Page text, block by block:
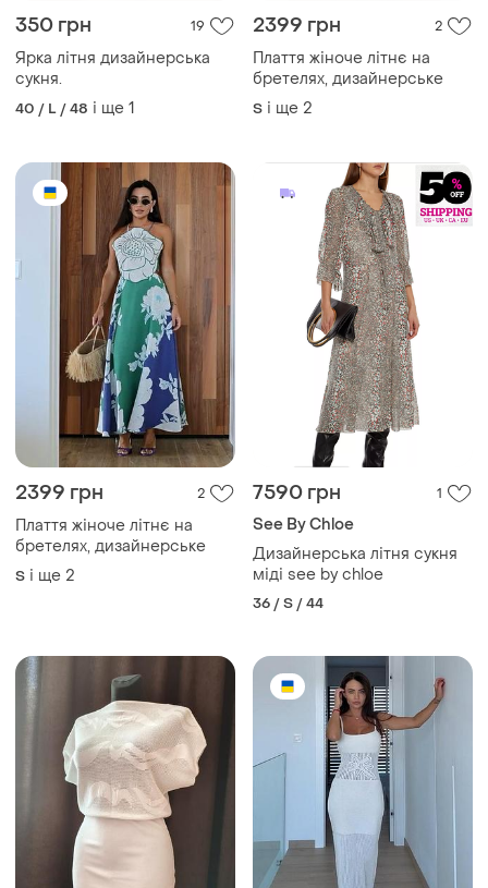
350 грн 19
Ярка літня дизайнерська
сукня.
40 / L / 48 і ще 1
2399 грн 2
Плаття жіноче літнє на
бретелях, дизайнерське
S і ще 2
2399 грн 2
Плаття жіноче літнє на
бретелях, дизайнерське
S і ще 2
7590 грн 1
See By Chloe
Дизайнерська літня сукня
міді see by chloe
36 / S / 44